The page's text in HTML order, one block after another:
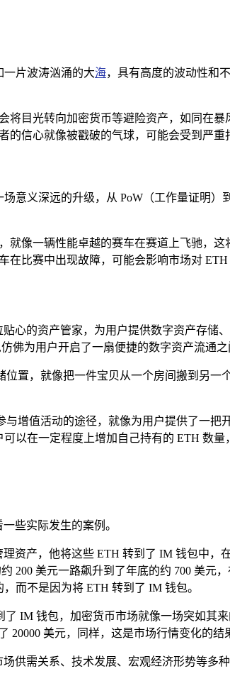
片波涛汹涌的大海，具有高度的波动性和
将目光转向加密货币等避险资产，如同在
信心就像被戳破的气球，可能会受到严重
意义深远的升级，从 PoW（工作量证明
像一辆性能卓越的赛车在赛道上飞驰，
比赛中出现故障，可能会影响市场对 ETH
心的资产管家，为用户提供数字资产存储
佛为用户开启了一扇便捷的数字资产流通之
置，就像把一件宝贝从一个房间搬到另
增值活动的途径，就像为用户提供了一
以在一定程度上增加自己持有的 ETH 数
些实际发生的案例。
资产，他将这些 ETH 转到了 IM 钱包中
200 美元一路飙升到了年底的约 700 美元
而不是因为将 ETH 转到了 IM 钱包。
IM 钱包，加密货币市场就像一场突如其
20000 美元，同样，这是市场行情变化的结
供需关系、技术发展、宏观经济形势等多